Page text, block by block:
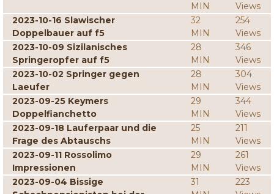
MIN
Views
2023-10-16 Slawischer
Doppelbauer auf f5
32
MIN
254
Views
2023-10-09 Sizilanisches
Springeropfer auf f5
28
MIN
346
Views
2023-10-02 Springer gegen
Laeufer
28
MIN
304
Views
2023-09-25 Keymers
Doppelfianchetto
29
MIN
344
Views
2023-09-18 Lauferpaar und die
Frage des Abtauschs
25
MIN
211
Views
2023-09-11 Rossolimo
Impressionen
29
MIN
261
Views
2023-09-04 Bissige
31
223